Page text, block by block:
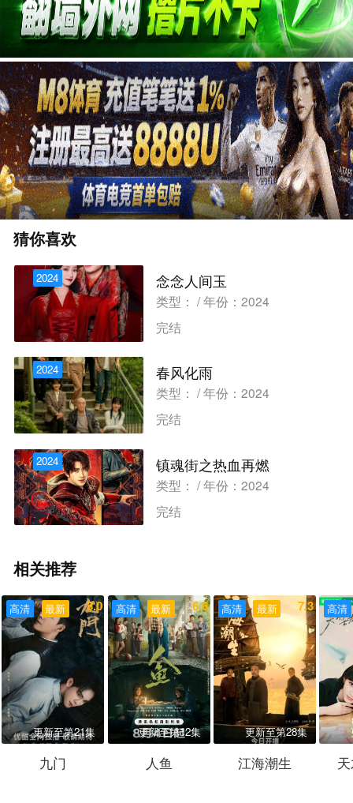
猜你喜欢
2024 念念人间玉
类型： / 年份：2024
完结
2024 春风化雨
类型： / 年份：2024
完结
2024 镇魂街之热血再燃
类型： / 年份：2024
完结
相关推荐
最新
高清 8.0
更新至第21集
九门
最新
高清 6.6
更新至第12集
人鱼
最新
高清 7.3
更新至第28集
江海潮生
高清